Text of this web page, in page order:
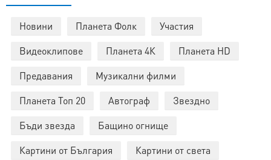
Новини Планета Фолк
Участия
Видеоклипове
Планета 4К
Планета HD
Предавания
Музикални филми
Планета Топ 20
Автограф
Звездно
Бъди звезда
Бащино огнище
Картини от България
Картини от света